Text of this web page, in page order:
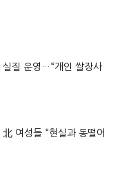
실질 운영…“개인 쌀장사
여성들 “현실과 동떨어